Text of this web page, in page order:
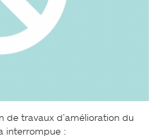
de travaux d’amélioration du
interrompue :